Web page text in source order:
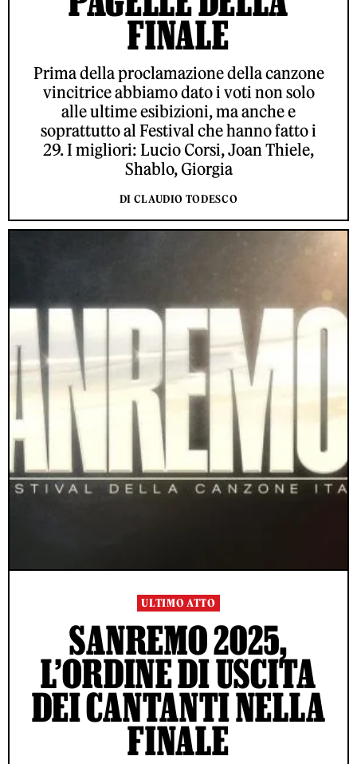
FINALE
Prima della proclamazione della canzone
vincitrice abbiamo dato i voti non solo
alle ultime esibizioni, ma anche e
soprattutto al Festival che hanno fatto i
29. I migliori: Lucio Corsi, Joan Thiele,
Shablo, Giorgia
DI CLAUDIO TODESCO
ULTIMO ATTO
SANREMO 2025,
L’ORDINE DI USCITA
DEI CANTANTI NELLA
FINALE